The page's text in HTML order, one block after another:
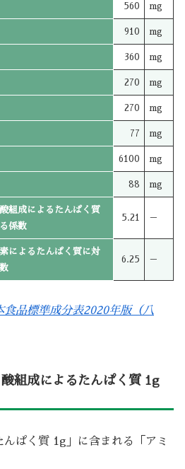
560 mg
910 mg
360 mg
270 mg
270 mg
77 mg
6100 mg
88 mg
組成によるたんぱく質
係数
5.21 －
によるたんぱく質に対
6.25 －
品標準成分表2020年版（八
酸組成によるたんぱく質 1g
ぱく質 1g」に含まれる「アミ